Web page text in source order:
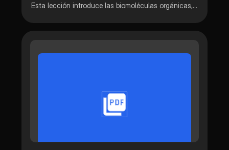
Esta lección introduce las biomoléculas orgánicas, enfocándose en los carbohidratos, su estructura y función en los seres vivos.